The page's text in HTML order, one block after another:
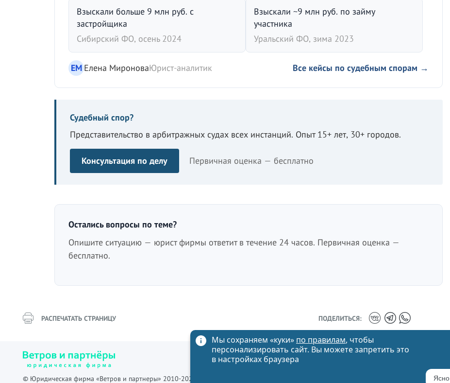
Взыскали больше 9 млн руб. с
застройщика
Сибирский ФО, осень 2024
Взыскали ~9 млн руб. по займу
участника
Уральский ФО, зима 2023
ЕМ Елена МироноваЮрист-аналитик Все кейсы по судебным спорам →
Судебный спор?
Представительство в арбитражных судах всех инстанций. Опыт 15+ лет, 30+ городов.
Консультация по делу Первичная оценка — бесплатно
Остались вопросы по теме?
Опишите ситуацию — юрист фирмы ответит в течение 24 часов. Первичная оценка —
бесплатно.
РАСПЕЧАТАТЬ СТРАНИЦУ ПОДЕЛИТЬСЯ:
© Юридическая фирма «Ветров и партнеры» 2010-2026
8 (383) 310-38-76
Мы сохраняем «куки» по правилам, чтобы
персонализировать сайт. Вы можете запретить это
в настройках браузера
Ясно